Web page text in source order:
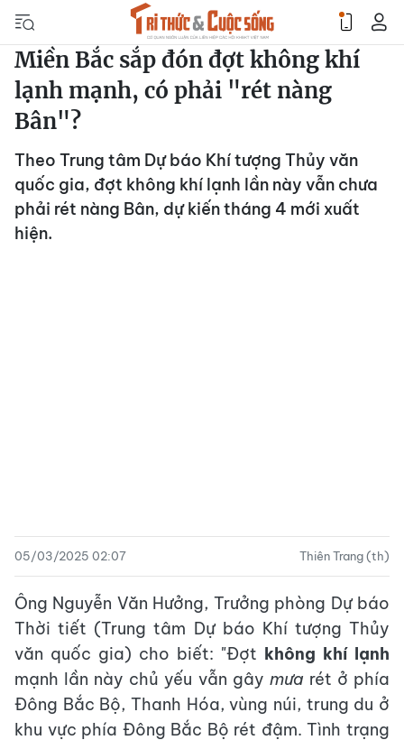
Miền Bắc sắp đón đợt không khí
lạnh mạnh, có phải "rét nàng
Bân"?
Theo Trung tâm Dự báo Khí tượng Thủy văn
quốc gia, đợt không khí lạnh lần này vẫn chưa
phải rét nàng Bân, dự kiến tháng 4 mới xuất
hiện.
05/03/2025 02:07 Thiên Trang (th)
Ông Nguyễn Văn Hưởng, Trưởng phòng Dự báo
Thời tiết (Trung tâm Dự báo Khí tượng Thủy
văn quốc gia) cho biết: "Đợt không khí lạnh
mạnh lần này chủ yếu vẫn gây mưa rét ở phía
Đông Bắc Bộ, Thanh Hóa, vùng núi, trung du ở
khu vực phía Đông Bắc Bộ rét đậm. Tình trạng